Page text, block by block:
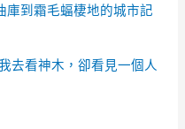
庫到霜毛蝠棲地的城市記
去看神木，卻看見一個人